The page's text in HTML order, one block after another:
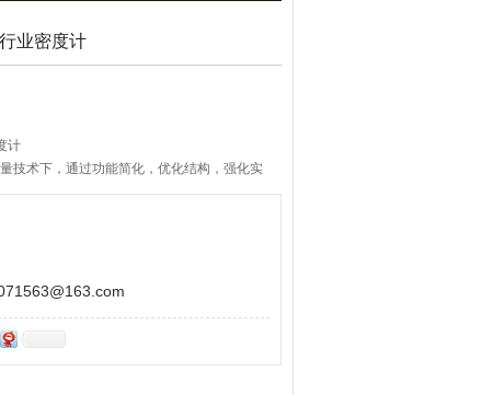
业密度计
计
技术下，通过功能简化，优化结构，强化实
测量重复性好，精度高，操作简单……等特